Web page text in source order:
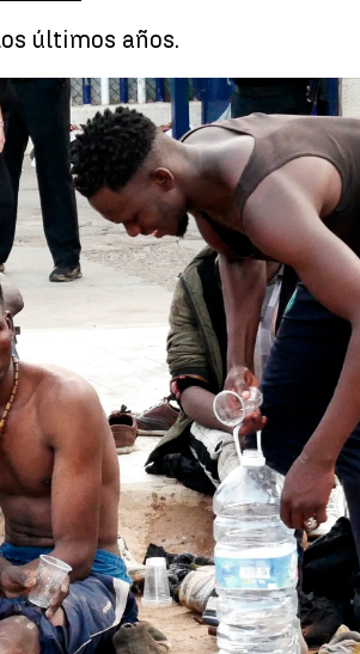
últimos años.
Un total de 238 inmigrantes
WhatsappFacebook
X Linkedin
han conseguido entrar a
separa España de Marruecos
más numerosos de los
horas en la zona cercana al